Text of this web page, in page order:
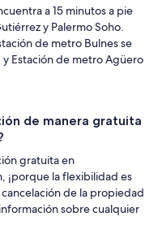
a 15 minutos a pie
y Palermo Soho.
de metro Bulnes se
Estación de metro Agüero
de manera gratuita
gratuita en
¡porque la flexibilidad es
de la propiedad
sobre cualquier